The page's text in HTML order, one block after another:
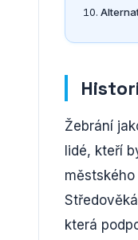
Žebrání
lidé, kteří
která